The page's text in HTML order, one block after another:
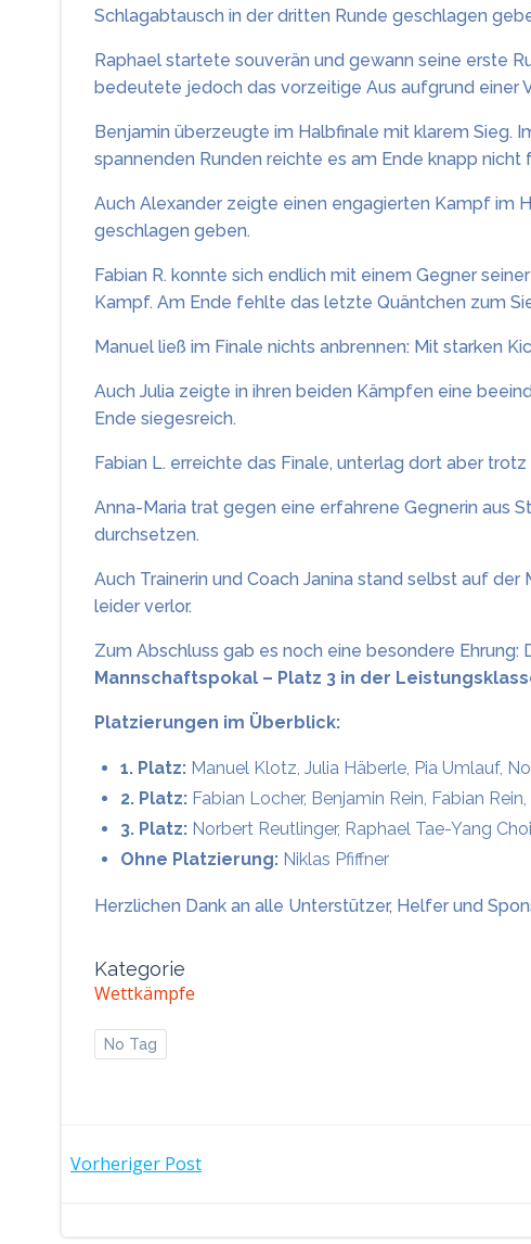
Schlagabtausch in der dritten Runde geschlagen
Raphael startete souverän und gewann seine erste
bedeutete jedoch das vorzeitige Aus aufgrund einer
Benjamin überzeugte im Halbfinale mit klarem Sieg.
spannenden Runden reichte es am Ende knapp nicht
Auch Alexander zeigte einen engagierten Kampf im
geschlagen geben.
Fabian R. konnte sich endlich mit einem Gegner
Kampf. Am Ende fehlte das letzte Quäntchen zum
Manuel ließ im Finale nichts anbrennen: Mit starken
Auch Julia zeigte in ihren beiden Kämpfen eine
Ende siegesreich.
Fabian L. erreichte das Finale, unterlag dort aber
Anna-Maria trat gegen eine erfahrene Gegnerin aus
durchsetzen.
Auch Trainerin und Coach Janina stand selbst auf
leider verlor.
Zum Abschluss gab es noch eine besondere
Mannschaftspokal – Platz 3 in der
Platzierungen im Überblick:
1. Platz: Manuel Klotz, Julia Häberle, Pia Umlauf,
2. Platz: Fabian Locher, Benjamin Rein, Fabian
3. Platz: Norbert Reutlinger, Raphael Tae-Yang
Ohne Platzierung: Niklas Pfiffner
Herzlichen Dank an alle Unterstützer, Helfer und
Kategorie
Wettkämpfe
No Tag
POST
Vorheriger Post